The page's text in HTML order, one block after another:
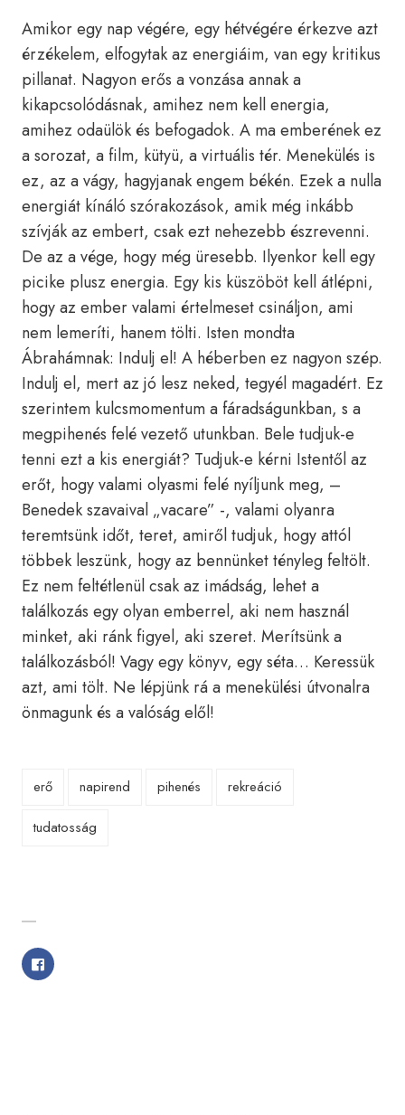
Amikor egy nap végére, egy hétvégére érkezve azt
érzékelem, elfogytak az energiáim, van egy kritikus
pillanat. Nagyon erős a vonzása annak a
kikapcsolódásnak, amihez nem kell energia,
amihez odaülök és befogadok. A ma emberének ez
a sorozat, a film, kütyü, a virtuális tér. Menekülés is
ez, az a vágy, hagyjanak engem békén. Ezek a nulla
energiát kínáló szórakozások, amik még inkább
szívják az embert, csak ezt nehezebb észrevenni.
De az a vége, hogy még üresebb. Ilyenkor kell egy
picike plusz energia. Egy kis küszöböt kell átlépni,
hogy az ember valami értelmeset csináljon, ami
nem lemeríti, hanem tölti. Isten mondta
Ábrahámnak: Indulj el! A héberben ez nagyon szép.
Indulj el, mert az jó lesz neked, tegyél magadért. Ez
szerintem kulcsmomentum a fáradságunkban, s a
megpihenés felé vezető utunkban. Bele tudjuk-e
tenni ezt a kis energiát? Tudjuk-e kérni Istentől az
erőt, hogy valami olyasmi felé nyíljunk meg, –
Benedek szavaival „vacare” -, valami olyanra
teremtsünk időt, teret, amiről tudjuk, hogy attól
többek leszünk, hogy az bennünket tényleg feltölt.
Ez nem feltétlenül csak az imádság, lehet a
találkozás egy olyan emberrel, aki nem használ
minket, aki ránk figyel, aki szeret. Merítsünk a
találkozásból! Vagy egy könyv, egy séta… Keressük
azt, ami tölt. Ne lépjünk rá a menekülési útvonalra
önmagunk és a valóság elől!
erő napirend pihenés rekreáció
tudatosság